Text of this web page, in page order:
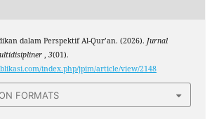
dalam Perspektif Al-Qur’an. (2026). Jurnal
3(01).
index.php/jpim/article/view/2148
FORMATS